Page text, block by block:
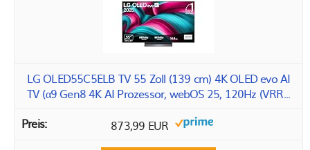
LG OLED55C5ELB TV 55 Zoll (139 cm) 4K OLED evo AI
TV (α9 Gen8 4K AI Prozessor, webOS 25, 120Hz (VRR...
873,99 EUR